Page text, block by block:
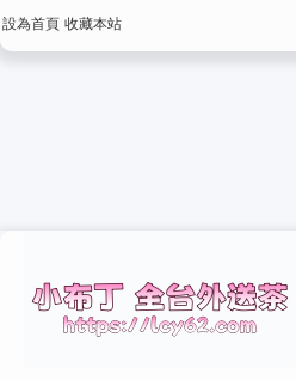
設為首頁 收藏本站